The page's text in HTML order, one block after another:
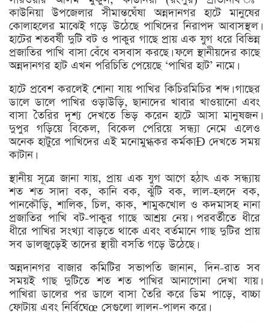
কাউনিয়া উপজেলার সীমান্তঘেঁষা অন্নদানগর হাটে মানুষের
কোলাহলের মাঝেই গড়ে উঠেছে পাখিদের নিরাপদ আবাসস্থল।
হাটের শতবর্ষী দুটি বট ও পাকুর গাছে প্রায় এক যুগ ধরে বিভিন্ন
প্রজাতির পাখি বাসা বেঁধে বসবাস করছে। ফলে স্থানীয়দের কাছে
অন্নদানগর হাট এখন পরিচিতি পেয়েছে ‘পাখির হাট’ নামে।
হাটে প্রবেশ করলেই শোনা যায় পাখির কিচিরমিচির শব্দ। গাছের
ডালে ডালে পাখির ওড়াউড়ি, ছানাদের খাবার খাওয়ানো এবং
বাসা তৈরির দৃশ্য দেখতে ভিড় করেন হাটে আসা মানুষজন।
দুপুর গড়িয়ে বিকেল, বিকেল পেরিয়ে সন্ধ্যা নেমে এলেও
অনেক হাটুরে পাখিদের এই মনোমুগ্ধকর কর্মকাÐ দেখতে সময়
কাটান।
স্থানীয় সূত্রে জানা যায়, প্রায় এক যুগ আগে হঠাৎ এক সন্ধ্যায়
শত শত সাদা বক, কানি বক, ঝুঁটি বক, লাল-হলদে বক,
পানকৌড়ি, শালিক, চিল, কাক, শামুকখোল ও কদমাসহ নানা
প্রজাতির পাখি বট-পাকুর গাছে আশ্রয় নেয়। পরবর্তীতে ধীরে
ধীরে পাখির সংখ্যা বাড়তে থাকে এবং বর্তমানে গাছ দুটির প্রায়
সব ডালজুড়েই তাদের স্থায়ী বসতি গড়ে উঠেছে।
অন্নদানগর বাজার কমিটির সভাপতি জানান, দিন-রাত সব
সময়ই গাছ দুটিতে শত শত পাখির আনাগোনা দেখা যায়।
পাখিরা ডালের পর ডালে বাসা তৈরি করে ডিম পাড়ে, বাচ্চা
ফোটায় এবং নির্বিঘেœ সেগুলো লালন-পালন করে।